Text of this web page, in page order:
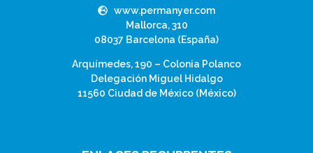
www.permanyer.com
Mallorca, 310
08037 Barcelona (España)
Arquímedes, 190 – Colonia Polanco
Delegación Miguel Hidalgo
11560 Ciudad de México (México)